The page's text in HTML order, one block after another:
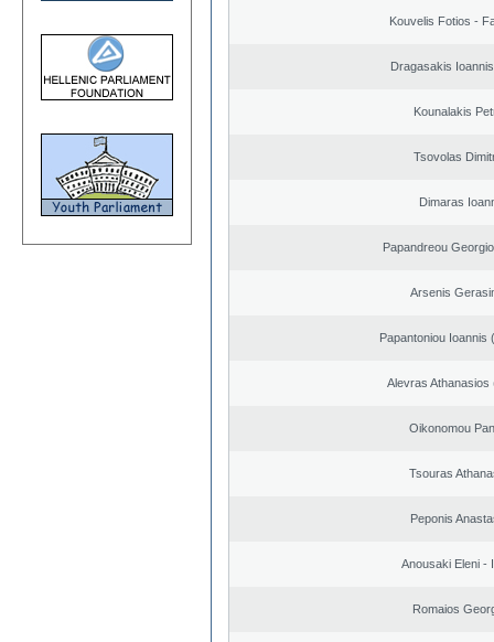
Kouvelis Fotios -
Dragasakis
Kounalakis
Tsovolas
Dimaras
Papandreou
Arsenis
Papantoniou Ioannis
Alevras Athanasios
Oikonomou
Tsouras
Peponis
Anousaki Eleni -
Romaios